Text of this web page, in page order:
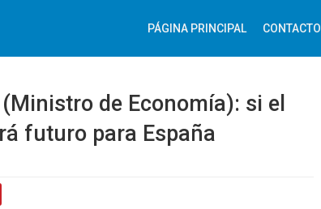
PÁGINA PRINCIPAL CONTACTO
de Economía): si el
futuro para España